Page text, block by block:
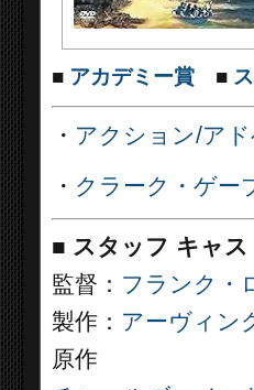
■ アカデミー賞 ■
・ アクション/ア
・ クラーク・ゲー
■ スタッフ キャス
監督： フランク・
製作： アーヴィン
原作